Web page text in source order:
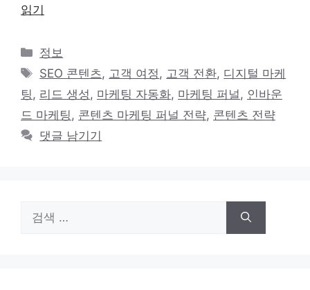
읽기
카
테
리
정보
태
그
SEO 콘텐츠, 고객 여정 , 고객 전환, 디지털 마케
팅 , 리드 생성 , 마케팅 자동화, 마케팅 퍼널 , 인바운
드 마케팅 , 콘텐츠 마케팅 퍼널 전략, 콘텐츠 전략
댓글 남기기
색: